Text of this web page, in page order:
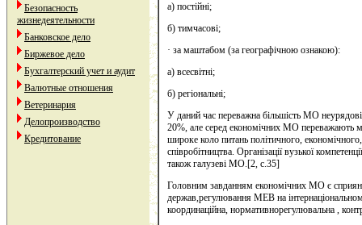
Безопасность
жизнедеятельности
Банковское дело
Биржевое дело
Бухгалтерский учет и аудит
Валютные отношения
Ветеринария
Делопроизводство
Кредитование
а) постійні;
б) тимчасові;
· за маштабом (за географічною ознакою):
а) всесвітні;
б) регіональні;
У даний час переважна більшість МО
20%, але серед економічних МО переважають
широке коло питань політичного,
співробітництва. Організації вузької
також галузеві МО.[2, с.35]
Головним завданням економічних МО є
держав,регулювання МЕВ на
координаційна, нормативнорегулювальна ,